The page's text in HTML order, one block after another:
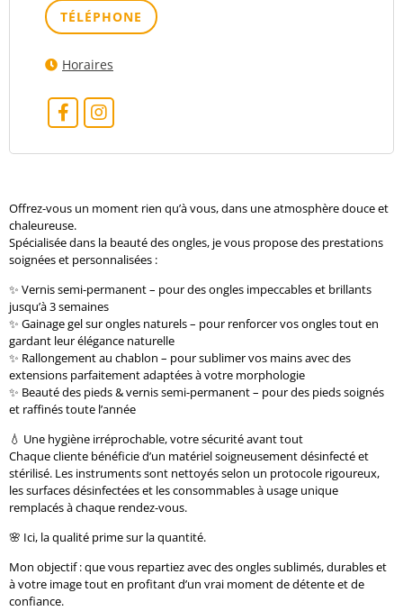
TÉLÉPHONE
Horaires
Offrez-vous un moment rien qu’à vous, dans une atmosphère douce et
chaleureuse.
Spécialisée dans la beauté des ongles, je vous propose des prestations
soignées et personnalisées :
✨ Vernis semi-permanent – pour des ongles impeccables et brillants
jusqu’à 3 semaines
✨ Gainage gel sur ongles naturels – pour renforcer vos ongles tout en
gardant leur élégance naturelle
✨ Rallongement au chablon – pour sublimer vos mains avec des
extensions parfaitement adaptées à votre morphologie
✨ Beauté des pieds & vernis semi-permanent – pour des pieds soignés
et raffinés toute l’année
💧 Une hygiène irréprochable, votre sécurité avant tout
Chaque cliente bénéficie d’un matériel soigneusement désinfecté et
stérilisé. Les instruments sont nettoyés selon un protocole rigoureux,
les surfaces désinfectées et les consommables à usage unique
remplacés à chaque rendez-vous.
🌸 Ici, la qualité prime sur la quantité.
Mon objectif : que vous repartiez avec des ongles sublimés, durables et
à votre image tout en profitant d’un vrai moment de détente et de
confiance.